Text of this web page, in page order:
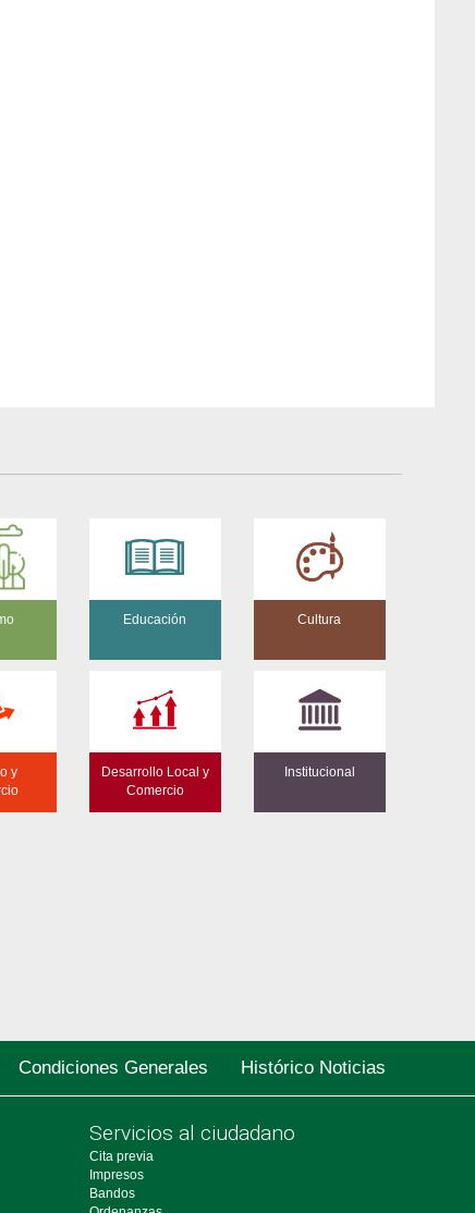
Educación Cultura
y
Desarrollo Local y
Comercio
Institucional
Condiciones Generales Histórico Noticias
Servicios al ciudadano
Cita previa
Impresos
Bandos